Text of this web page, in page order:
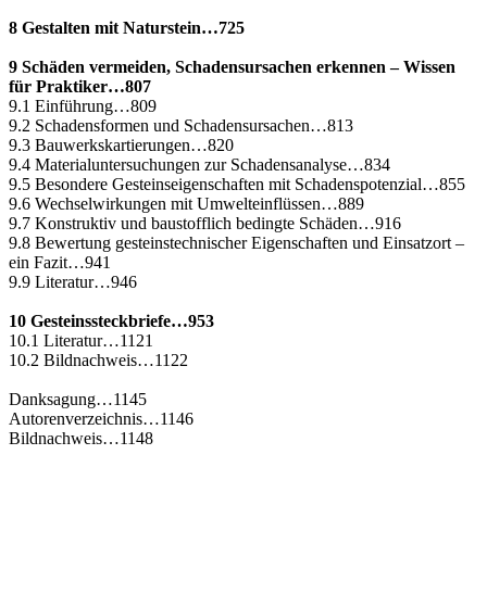
8 Gestalten mit Naturstein…725
9 Schäden vermeiden, Schadensursachen erkennen – Wissen
für Praktiker…807
9.1 Einführung…809
9.2 Schadensformen und Schadensursachen…813
9.3 Bauwerkskartierungen…820
9.4 Materialuntersuchungen zur Schadensanalyse…834
9.5 Besondere Gesteinseigenschaften mit Schadenspotenzial…855
9.6 Wechselwirkungen mit Umwelteinflüssen…889
9.7 Konstruktiv und baustofflich bedingte Schäden…916
9.8 Bewertung gesteinstechnischer Eigenschaften und Einsatzort –
ein Fazit…941
9.9 Literatur…946
10 Gesteinssteckbriefe…953
10.1 Literatur…1121
10.2 Bildnachweis…1122
Danksagung…1145
Autorenverzeichnis…1146
Bildnachweis…1148